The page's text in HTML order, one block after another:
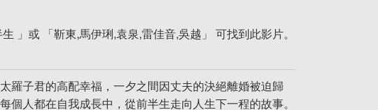
」或 「靳東,馬伊琍,袁泉,雷佳音,吳越」 可找到此影片。
羅子君的高配幸福，一夕之間因丈夫的決絕離婚被迫歸
人都在自我成長中，從前半生走向人生下一程的故事。